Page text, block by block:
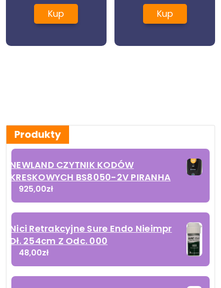
Kup Kup
Produkty
NEWLAND CZYTNIK KODÓW
KRESKOWYCH BS8050-2V PIRANHA
925,00zł
Nici Retrakcyjne Sure Endo Nieimpr
Dł. 254cm Z Odc. 000
48,00zł